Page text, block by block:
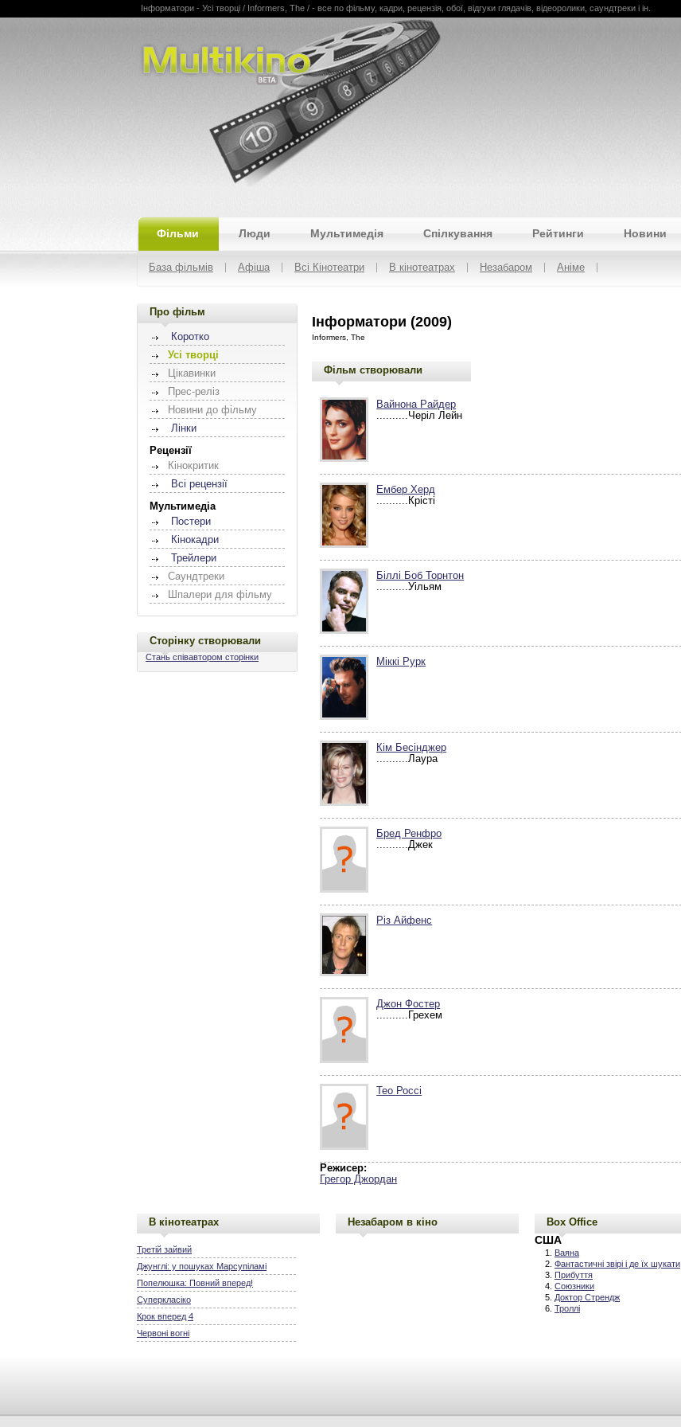
Multikino
Інформатори - Усі творці / Informers, The / - все по фільму, кадри, рецензія, обої, відгуки глядачів, відеоролики, саундтреки і ін.
Фільми Люди Мультимедія Спілкування Рейтинги Новини
База фільмів Афіша Всі Кінотеатри В кінотеатрах Незабаром Аніме
Про фільм
Коротко
Усі творці
Цікавинки
Прес-реліз
Новини до фільму
Лінки
Рецензії
Кінокритик
Всі рецензії
Мультимедіа
Постери
Кінокадри
Трейлери
Саундтреки
Шпалери для фільму
Сторінку створювали
Стань співавтором сторінки
Інформатори (2009)
Informers, The
Фільм створювали
Вайнона Райдер
..........Черіл Лейн
Ембер Херд
..........Крісті
Біллі Боб Торнтон
..........Уільям
Міккі Рурк
Кім Бесінджер
..........Лаура
Бред Ренфро
..........Джек
Різ Айфенс
Джон Фостер
..........Грехем
Тео Россі
Режисер:
Грегор Джордан
В кінотеатрах
Третій зайвий
Джунглі: у пошуках Марсупіламі
Попелюшка: Повний вперед!
Суперкласіко
Крок вперед 4
Червоні вогні
Незабаром в кіно Box Office
США
Ваяна
Фантастичні звірі і де їх шукати
Прибуття
Союзники
Доктор Стрендж
Троллі